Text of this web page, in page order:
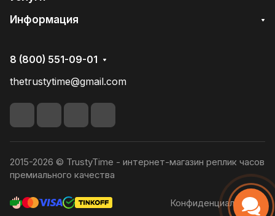
Информация
8 (800) 551-09-01
thetrustytime@gmail.com
2015-2026 © TrustyTime - интернет-магазин реплик часов
премиального качества
Конфиденциальность